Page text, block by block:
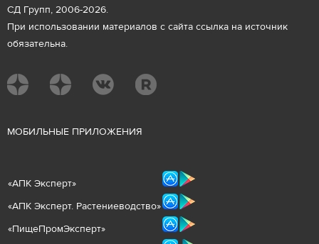
СД Групп, 2006-2026.
При использовании материалов с сайта ссылка на источник
обязательна.
МОБИЛЬНЫЕ ПРИЛОЖЕНИЯ
«АПК Эксперт»
«АПК Эксперт. Растениеводство»
«ПищеПромЭксперт»